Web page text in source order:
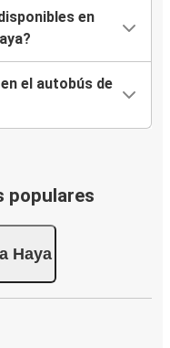
en
el autobús de
populares
Haya